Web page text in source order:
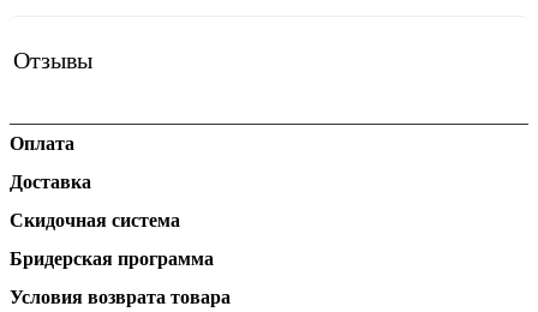
Отзывы
Оплата
Доставка
Скидочная система
Бридерская программа
Условия возврата товара